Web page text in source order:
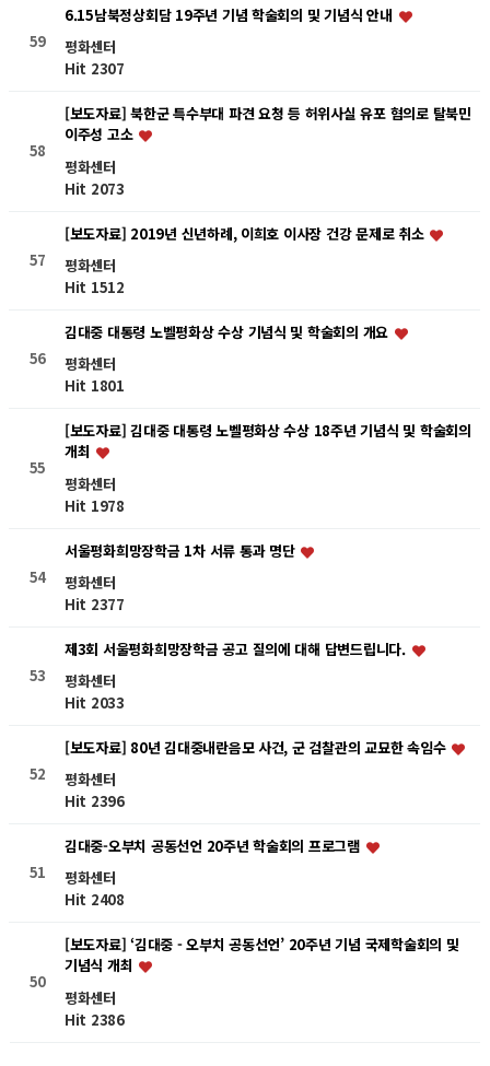
59
6.15남북정상회담 19주년 기념 학술회의 및 기념식 안내
평화센터
Hit 2307
58
[보도자료] 북한군 특수부대 파견 요청 등 허위사실 유포 혐의로 탈북민
이주성 고소
평화센터
Hit 2073
57
[보도자료] 2019년 신년하례, 이희호 이사장 건강 문제로 취소
평화센터
Hit 1512
56
김대중 대통령 노벨평화상 수상 기념식 및 학술회의 개요
평화센터
Hit 1801
55
[보도자료] 김대중 대통령 노벨평화상 수상 18주년 기념식 및 학술회의
개최
평화센터
Hit 1978
54
서울평화희망장학금 1차 서류 통과 명단
평화센터
Hit 2377
53
제3회 서울평화희망장학금 공고 질의에 대해 답변드립니다.
평화센터
Hit 2033
52
[보도자료] 80년 김대중내란음모 사건, 군 검찰관의 교묘한 속임수
평화센터
Hit 2396
51
김대중-오부치 공동선언 20주년 학술회의 프로그램
평화센터
Hit 2408
50
[보도자료] ‘김대중 - 오부치 공동선언’ 20주년 기념 국제학술회의 및
기념식 개최
평화센터
Hit 2386